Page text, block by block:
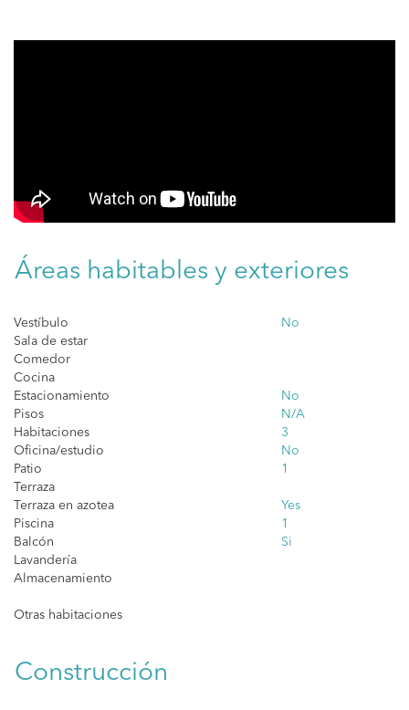
Áreas habitables y exteriores
Vestíbulo
No
Sala de estar
Comedor
Cocina
Estacionamiento
No
Pisos
N/A
Habitaciones
3
Oficina/estudio
No
Patio
1
Terraza
Terraza en azotea
Yes
Piscina
1
Balcón
Si
Lavandería
Almacenamiento
Otras habitaciones
Construcción